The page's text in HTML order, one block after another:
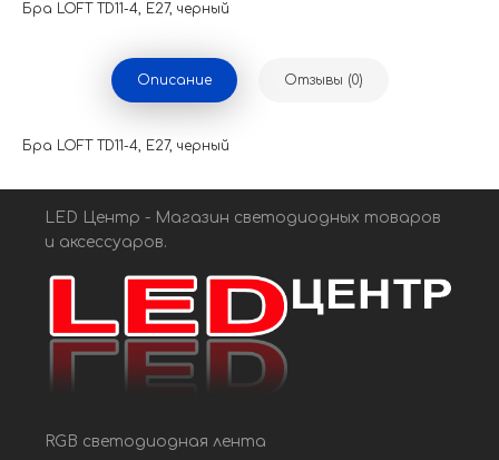
Бра LOFT TD11-4, Е27, черный
Описание Отзывы (0)
Бра LOFT TD11-4, Е27, черный
LED Центр - Магазин светодиодных товаров
и аксессуаров.
RGB светодиодная лента